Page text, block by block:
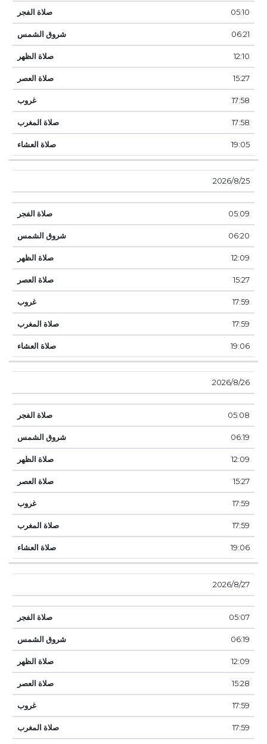
05:10
06:21
12:10
15:27
17:58
17:58
19:05
25‏‏/8‏‏/2026
05:09
06:20
12:09
15:27
17:59
17:59
19:06
26‏‏/8‏‏/2026
05:08
06:19
12:09
15:27
17:59
17:59
19:06
27‏‏/8‏‏/2026
05:07
06:19
12:09
15:28
17:59
17:59